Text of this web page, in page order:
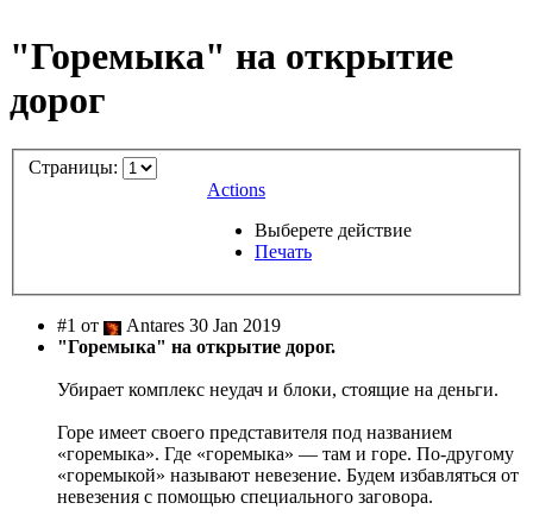
"Горемыка" на открытие
дорог
Страницы:
Actions
Выберете действие
Печать
#1 от
Antares 30 Jan 2019
"Горемыка" на открытие дорог.
Убирает комплекс неудач и блоки, стоящие на деньги.
Горе имеет своего представителя под названием
«горемыка». Где «горемыка» — там и горе. По-другому
«горемыкой» называют невезение. Будем избавляться от
невезения с помощью специального заговора.